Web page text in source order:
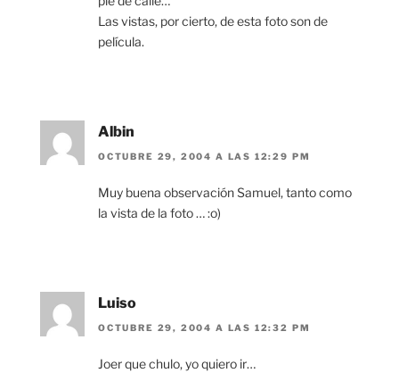
Las vistas, por cierto, de esta foto son de
película.
Albin
OCTUBRE 29, 2004 A LAS 12:29 PM
Muy buena observación Samuel, tanto como
la vista de la foto … :o)
Luiso
OCTUBRE 29, 2004 A LAS 12:32 PM
Joer que chulo, yo quiero ir…